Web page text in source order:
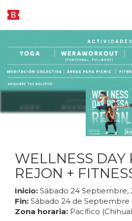
WELLNESS DAY
REJON +
Inicio: Sábado 24 Septiembre,
Fin: Sábado 24 de Septiembre
Zona horaria: Pacífico